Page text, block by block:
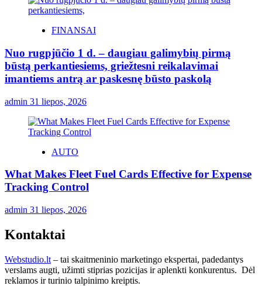
FINANSAI
Nuo rugpjūčio 1 d. – daugiau galimybių pirmą
būstą perkantiesiems, griežtesni reikalavimai
imantiems antrą ar paskesnę būsto paskolą
admin 31 liepos, 2026
AUTO
What Makes Fleet Fuel Cards Effective for Expense
Tracking Control
admin 31 liepos, 2026
Kontaktai
Webstudio.lt – tai skaitmeninio marketingo ekspertai, padedantys
verslams augti, užimti stiprias pozicijas ir aplenkti konkurentus. Dėl
reklamos ir turinio talpinimo kreiptis.